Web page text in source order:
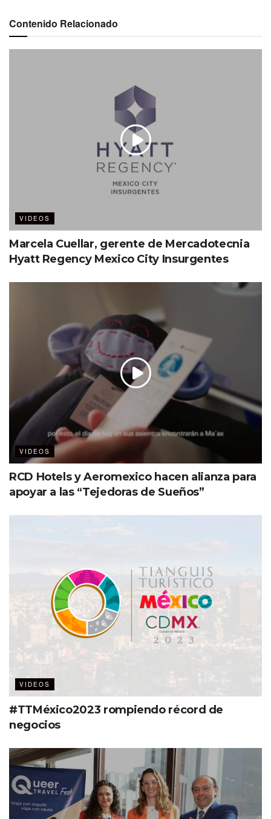
?Extraordinario recinto Baja California Center
Baja California
Contenido Relacionado
VIDEOS
Marcela Cuellar, gerente de Mercadotecnia
Hyatt Regency Mexico City Insurgentes
VIDEOS
RCD Hotels y Aeromexico hacen alianza para
apoyar a las “Tejedoras de Sueños”
VIDEOS
#TTMéxico2023 rompiendo récord de
negocios